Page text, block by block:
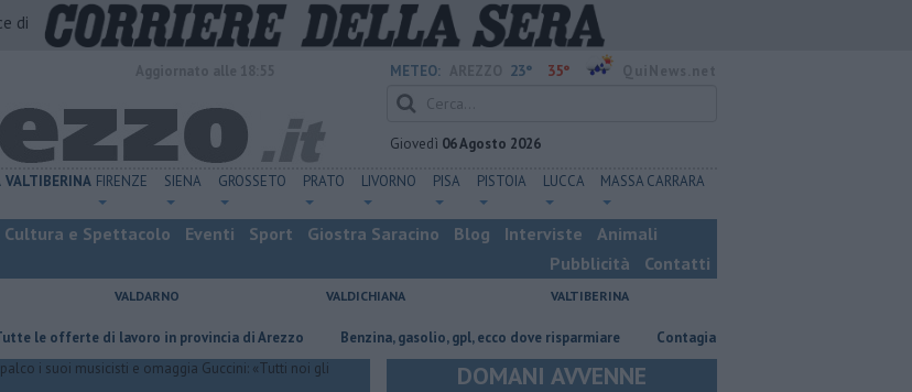
di
METEO: 23° 35°
Giovedì 06 Agosto 2026
VALTIBERINA FIRENZE SIENA GROSSETO PRATO LIVORNO PISA PISTOIA LUCCA MASSA CARRARA
Cultura e Spettacolo Eventi Sport Giostra Saracino Blog Interviste
Animali
Pubblicità
Contatti
VALDARNO VALDICHIANA VALTIBERINA
di lavoro in provincia di Arezzo ​Benzina, gasolio, gpl, ecco dove risparmiare Contagiata da legionella, non ce l'ha fatta
DOMANI AVVENNE